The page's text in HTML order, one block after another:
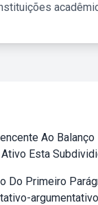
Ao
Esta
Do Primeiro
argumentativo